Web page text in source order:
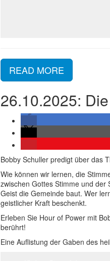
READ MORE
26.10.2025:
Bobby Schuller predigt über das
Wie können wir lernen, die
zwischen Gottes Stimme und
Geist die Gemeinde baut. Wer
geistlicher Kraft beschenkt.
Erleben Sie Hour of Power mit
berührt!
Eine Auflistung der Gaben des